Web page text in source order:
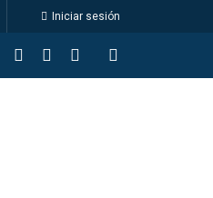
Iniciar sesión